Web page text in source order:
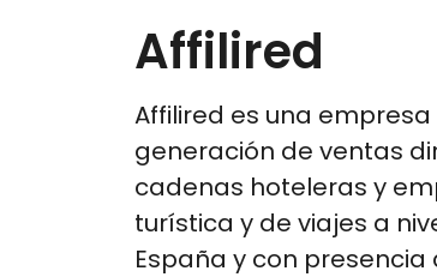
Affilired
Affilired es una
generación de ventas
cadenas hoteleras y
turística y de viajes a
España y con